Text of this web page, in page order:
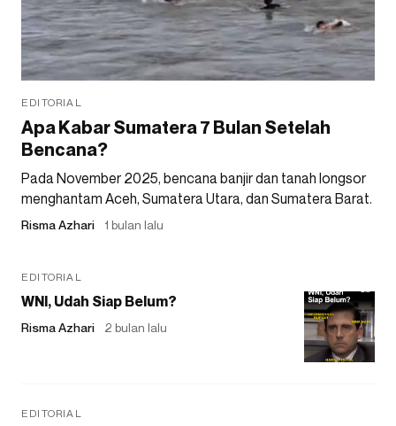
EDITORIAL
Apa Kabar Sumatera 7 Bulan Setelah
Bencana?
Pada November 2025, bencana banjir dan tanah longsor
menghantam Aceh, Sumatera Utara, dan Sumatera Barat.
Risma Azhari 1 bulan lalu
EDITORIAL
WNI, Udah Siap Belum?
Risma Azhari 2 bulan lalu
EDITORIAL